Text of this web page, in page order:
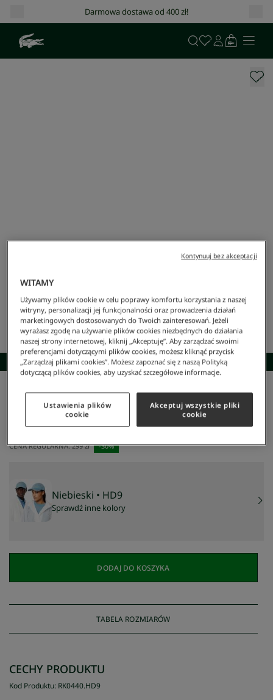
Darmowa dostawa od 400 zł!
SKOMPLETUJ STYLIZACJĘ
Lacoste/Mężczyzna/Akcesoria/Czapki/Czapka Z Bawełnianego Diagonalu
Czapka z bawełnianego diagonalu
209 zł
CENA REGULARNA: 299 zł -30%
Niebieski • HD9
Sprawdź inne kolory
DODAJ DO KOSZYKA
TABELA ROZMIARÓW
CECHY PRODUKTU
Kod Produktu: RK0440.HD9
WITAMY
Używamy plików cookie w celu poprawy komfortu korzystania z naszej
witryny, personalizacji jej funkcjonalności oraz prowadzenia działań
marketingowych dostosowanych do Twoich zainteresowań. Jeżeli
wyrażasz zgodę na używanie plików cookies niezbędnych do działania
naszej strony internetowej, kliknij „Akceptuję”. Aby zarządzać swoimi
preferencjami dotyczącymi plików cookies, możesz kliknąć przycisk
„Zarządzaj plikami cookies”. Możesz zapoznać się z naszą Polityką
dotyczącą plików cookies, aby uzyskać szczegółowe informacje.
Ustawienia plików
cookie
Akceptuj wszystkie pliki
cookie
Kontynuuj bez akceptacji